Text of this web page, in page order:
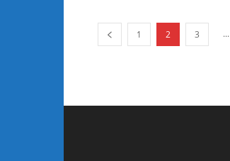
1 2 3 ...